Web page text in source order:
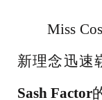
Miss
新理念迅速
Sash Factor